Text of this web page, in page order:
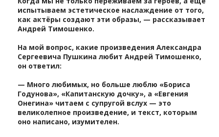
испытываем эстетическое наслаждение от того,
как актёры создают эти образы, — рассказывает
Андрей Тимошенко.
На мой вопрос, какие произведения Александра
Сергеевича Пушкина любит Андрей Тимошенко,
он ответил:
— Много любимых, но больше люблю «Бориса
Годунова», «Капитанскую дочку», а «Евгения
Онегина» читаем с супругой вслух — это
великолепное произведение, и текст, которым
оно написано, изумителен.